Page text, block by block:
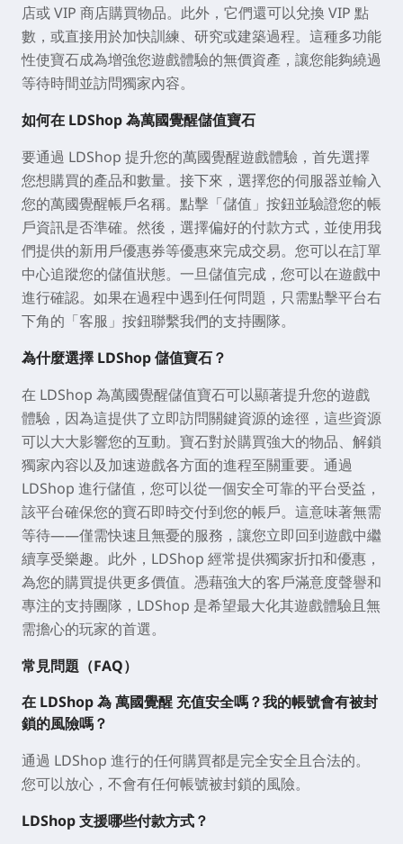
店或 VIP 商店購買物品。此外，它們還可以兌換 VIP 點
數，或直接用於加快訓練、研究或建築過程。這種多功能
性使寶石成為增強您遊戲體驗的無價資產，讓您能夠繞過
等待時間並訪問獨家內容。
如何在 LDShop 為萬國覺醒儲值寶石
要通過 LDShop 提升您的萬國覺醒遊戲體驗，首先選擇
您想購買的產品和數量。接下來，選擇您的伺服器並輸入
您的萬國覺醒帳戶名稱。點擊「儲值」按鈕並驗證您的帳
戶資訊是否準確。然後，選擇偏好的付款方式，並使用我
們提供的新用戶優惠券等優惠來完成交易。您可以在訂單
中心追蹤您的儲值狀態。一旦儲值完成，您可以在遊戲中
進行確認。如果在過程中遇到任何問題，只需點擊平台右
下角的「客服」按鈕聯繫我們的支持團隊。
為什麼選擇 LDShop 儲值寶石？
在 LDShop 為萬國覺醒儲值寶石可以顯著提升您的遊戲
體驗，因為這提供了立即訪問關鍵資源的途徑，這些資源
可以大大影響您的互動。寶石對於購買強大的物品、解鎖
獨家內容以及加速遊戲各方面的進程至關重要。通過
LDShop 進行儲值，您可以從一個安全可靠的平台受益，
該平台確保您的寶石即時交付到您的帳戶。這意味著無需
等待——僅需快速且無憂的服務，讓您立即回到遊戲中繼
續享受樂趣。此外，LDShop 經常提供獨家折扣和優惠，
為您的購買提供更多價值。憑藉強大的客戶滿意度聲譽和
專注的支持團隊，LDShop 是希望最大化其遊戲體驗且無
需擔心的玩家的首選。
常見問題（FAQ）
在 LDShop 為 萬國覺醒 充值安全嗎？我的帳號會有被封
鎖的風險嗎？
通過 LDShop 進行的任何購買都是完全安全且合法的。
您可以放心，不會有任何帳號被封鎖的風險。
LDShop 支援哪些付款方式？